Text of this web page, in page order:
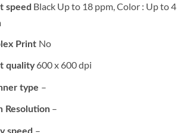
speed Black Up to 18 ppm, Color : Up to 4
Print No
quality600 x 600 dpi
type –
Resolution –
–